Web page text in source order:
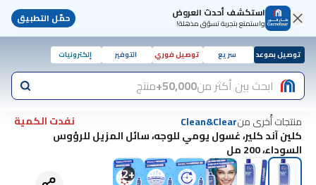
استكشف أحدث العروض
واستمتع بتجربة تسوّق مذهلة! حمّل التطبيق
توصيل بموعد سريع توصيل فوري التوفير إلكترونيات
ابحث بين أكثر من50,000+ منتج
منتجات أُخرى منClean&Clear
نفدت الكمية
كلين آند كلير، غسول يومي للوجه، سائل المزيل للرؤوس
السوداء، 200 مل
+
2